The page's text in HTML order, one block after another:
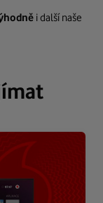
i další naše